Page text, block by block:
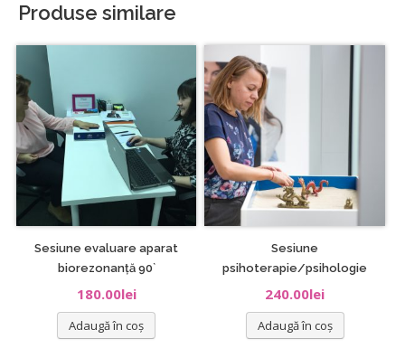
Produse similare
Sesiune evaluare aparat
biorezonanță 90`
180.00lei
Adaugă în coș
Sesiune
psihoterapie/psihologie
240.00lei
Adaugă în coș